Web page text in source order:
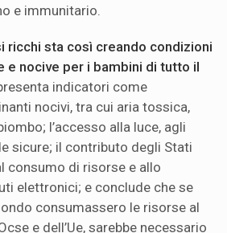
e immunitario.
ricchi sta così creando condizioni
e nocive per i bambini di tutto il
indicatori come
nocivi, tra cui aria tossica,
l’accesso alla luce, agli
sicure; il contributo degli Stati
consumo di risorse e allo
elettronici; e conclude che se
consumassero le risorse al
e dell’Ue, sarebbe necessario